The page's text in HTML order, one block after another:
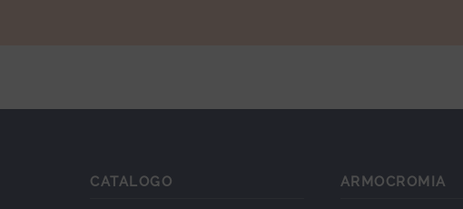
CATALOGO ARMOCROMIA